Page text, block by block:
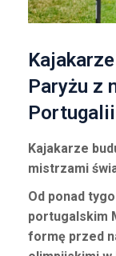
Paryżu z
Portugalii
Kajakarze
mistrzami
Od ponad
portugalskim
formę przed